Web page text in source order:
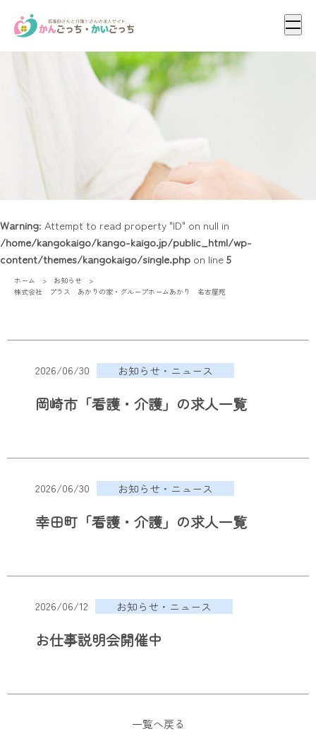
メニ
Warning: Attempt to read property "ID" on null in
/home/kangokaigo/kango-kaigo.jp/public_html/wp-
content/themes/kangokaigo/single.php on line5
ホーム
お知らせ
株式会社 プラス あかりの家・グループホームあかり 名古屋苑
2026/06/30 お知らせ・ニュース
岡崎市「看護・介護」の求人一覧
2026/06/30 お知らせ・ニュース
幸田町「看護・介護」の求人一覧
2026/06/12 お知らせ・ニュース
お仕事説明会開催中
一覧へ戻る